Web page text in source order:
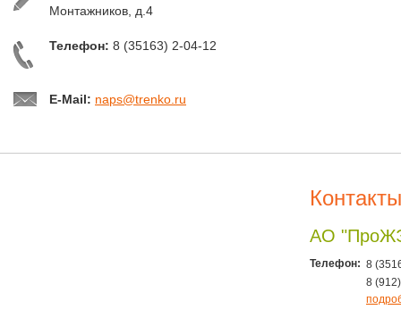
Монтажников, д.4
Телефон: 8 (35163) 2-04-12
E-Mail: naps@trenko.ru
Контакты
АО
Телефон: 8
8